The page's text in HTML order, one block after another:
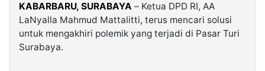
KABARBARU, SURABAYA – Ketua DPD RI, AA
LaNyalla Mahmud Mattalitti, terus mencari solusi
untuk mengakhiri polemik yang terjadi di Pasar Turi
Surabaya.